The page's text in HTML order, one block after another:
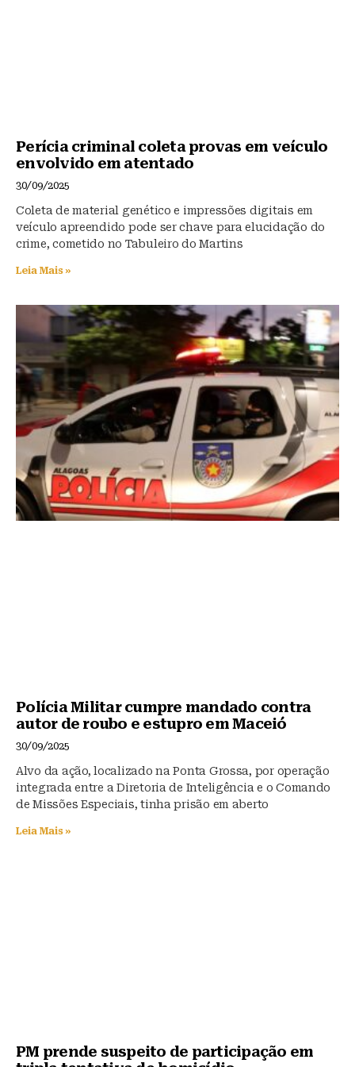
Perícia criminal coleta provas em veículo
envolvido em atentado
30/09/2025
Coleta de material genético e impressões digitais em
veículo apreendido pode ser chave para elucidação do
crime, cometido no Tabuleiro do Martins
Leia Mais »
Polícia Militar cumpre mandado contra
autor de roubo e estupro em Maceió
30/09/2025
Alvo da ação, localizado na Ponta Grossa, por operação
integrada entre a Diretoria de Inteligência e o Comando
de Missões Especiais, tinha prisão em aberto
Leia Mais »
PM prende suspeito de participação em